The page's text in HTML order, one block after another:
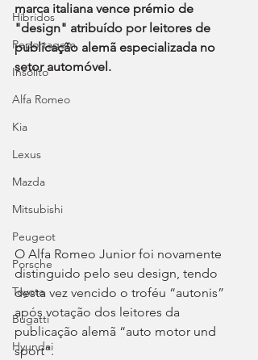
Híbridos
Reportagem
Insólito
Alfa Romeo
Kia
Lexus
Mazda
Mitsubishi
Peugeot
Porsche
Toyota
Bugatti
Hyundai
marca italiana vence prémio de
"design" atribuído por leitores de
publicação alemã especializada no
setor automóvel.
O Alfa Romeo Junior foi novamente
distinguido pelo seu design, tendo
desta vez vencido o troféu “autonis”
após votação dos leitores da
publicação alemã “auto motor und
sport”.